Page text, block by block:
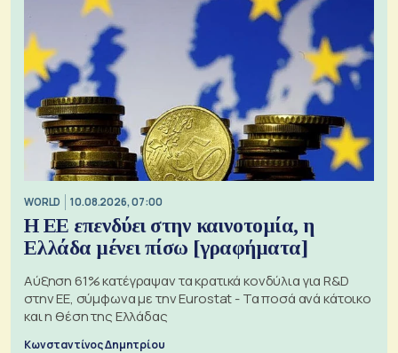
WORLD 10.08.2026, 07:00
Η ΕΕ επενδύει στην καινοτομία, η
Ελλάδα μένει πίσω [γραφήματα]
Αύξηση 61% κατέγραψαν τα κρατικά κονδύλια για R&D
στην ΕΕ, σύμφωνα με την Eurostat - Τα ποσά ανά κάτοικο
και η θέση της Ελλάδας
Κωνσταντίνος Δημητρίου